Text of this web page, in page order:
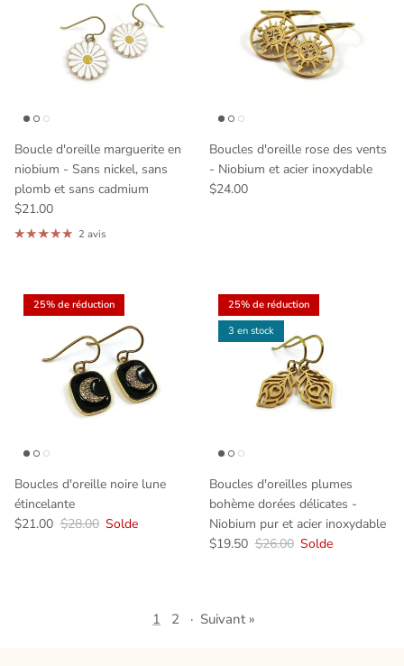
Boucle d'oreille marguerite en
niobium - Sans nickel, sans
plomb et sans cadmium
$21.00
2 avis
Boucles d'oreille rose des vents
- Niobium et acier inoxydable
$24.00
25% de réduction
Boucles d'oreille noire lune
étincelante
$21.00 $28.00 Solde
25% de réduction
3 en stock
Boucles d'oreilles plumes
bohème dorées délicates -
Niobium pur et acier inoxydable
$19.50 $26.00 Solde
1 2 · Suivant »